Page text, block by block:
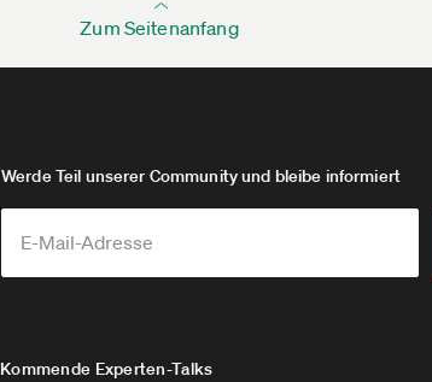
Zum Seitenanfang
Werde Teil unserer Community und bleibe informiert
Kommende Experten-Talks